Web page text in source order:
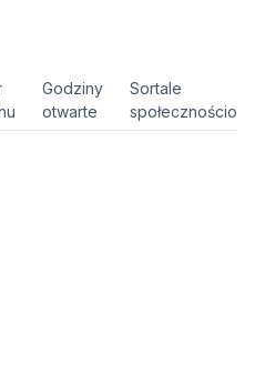
Godziny
otwarte
Sortale